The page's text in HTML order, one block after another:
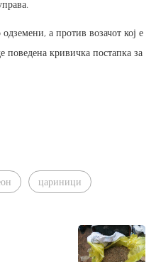
а против возачот кој е
поведена кривичка постапка за
цариници